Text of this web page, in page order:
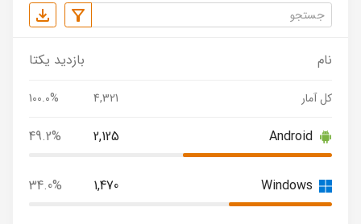
نام بازدید یکتا
کل آمار 4,321
100.0%
Android
2,125
49.2%
Windows
1,470
34.0%